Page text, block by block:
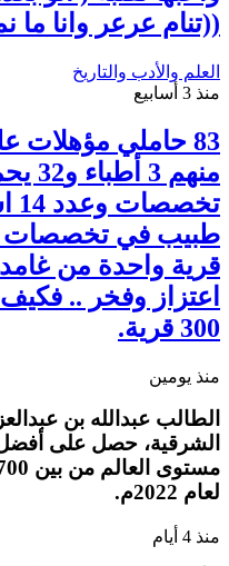
((تنام عرعر وانا
العلم والأدب والتاريخ
منذ 3 أسابيع
طبيب في تخصصات
قرية واحدة من غامد (
اعتزاز وفخر ..
300 قرية.
منذ يومين
الطالب عبدالله بن
الشرقية، حصل على
لعام 2022م.
منذ 4 أيام